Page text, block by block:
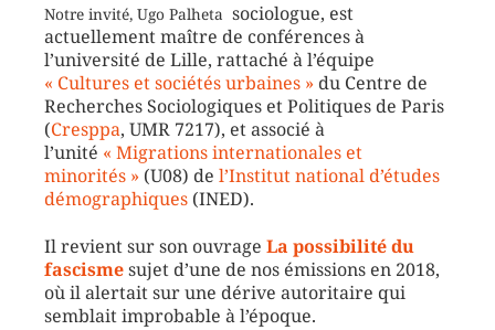
Notre invité, Ugo Palheta sociologue, est
actuellement maître de conférences à
l’université de Lille, rattaché à l’équipe
« Cultures et sociétés urbaines » du Centre de
Recherches Sociologiques et Politiques de Paris
(Cresppa, UMR 7217), et associé à
l’unité « Migrations internationales et
minorités » (U08) de l’Institut national d’études
démographiques (INED).
Il revient sur son ouvrage La possibilité du
fascismesujet d’une de nos émissions en 2018,
où il alertait sur une dérive autoritaire qui
semblait improbable à l’époque.